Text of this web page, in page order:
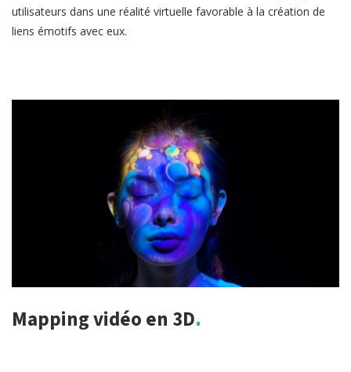
utilisateurs dans une réalité virtuelle favorable à la création de
liens émotifs avec eux.
Mapping vidéo en 3D.